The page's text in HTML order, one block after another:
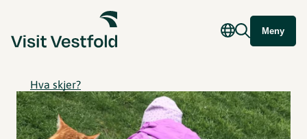
Meny
Hva skjer?